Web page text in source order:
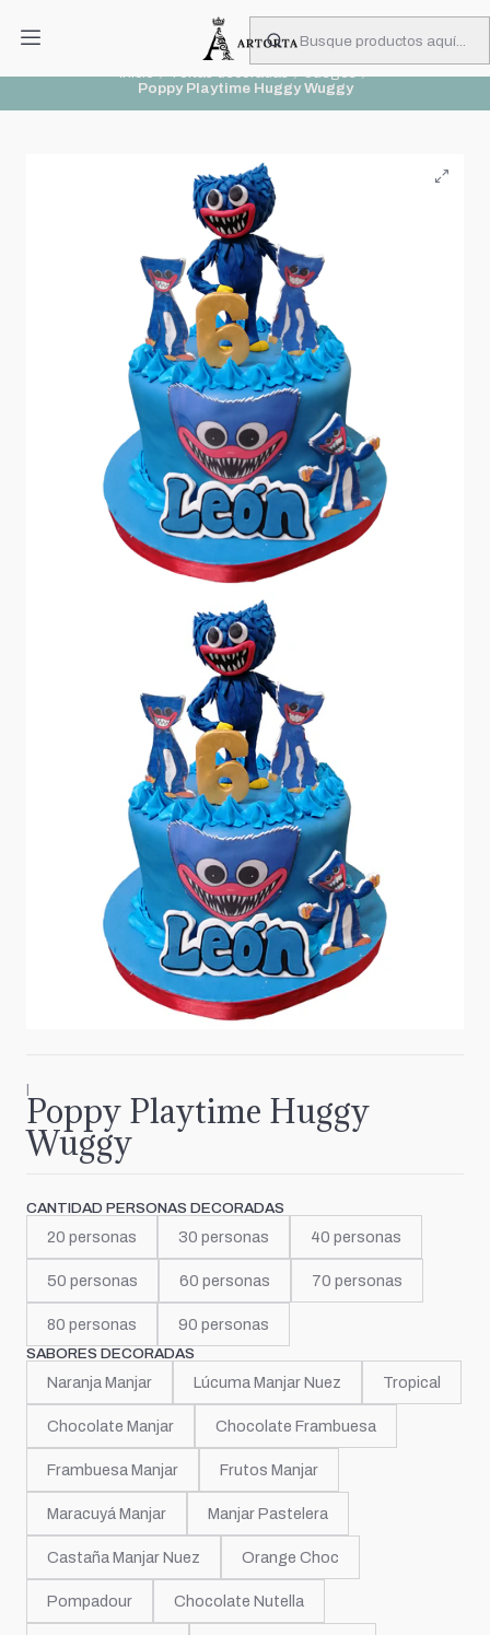
PIDA CON MUCHA ANTICIPACIÓN
Inicio Tortas decoradas
Juegos
Poppy Playtime Huggy Wuggy
|
Poppy Playtime Huggy
Wuggy
CANTIDAD PERSONAS DECORADAS
20 personas 30 personas 40 personas
50 personas 60 personas 70 personas
80 personas 90 personas
SABORES DECORADAS
Naranja Manjar Lúcuma Manjar Nuez Tropical
Chocolate Manjar Chocolate Frambuesa
Frambuesa Manjar Frutos Manjar
Maracuyá Manjar Manjar Pastelera
Castaña Manjar Nuez Orange Choc
Pompadour Chocolate Nutella